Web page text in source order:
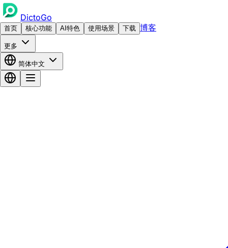
DictoGo
首页 核心功能 AI特色 使用场景 下载 博客
更多
简体中文